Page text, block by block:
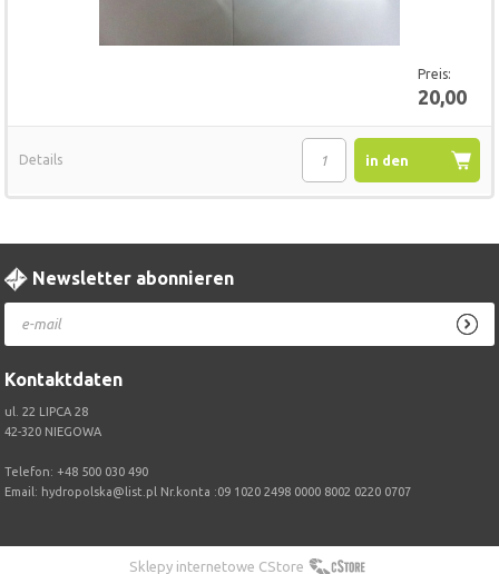
Preis:
20,00
in den
Details
Newsletter abonnieren
Kontaktdaten
ul. 22 LIPCA 28
42-320 NIEGOWA
Telefon: +48 500 030 490
Email: hydropolska@list.pl Nr.konta :09 1020 2498 0000 8002 0220 0707
Sklepy internetowe CStore